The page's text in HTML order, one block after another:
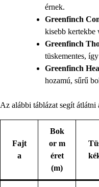
érnek.
Greenfinch
kisebb kertekbe
Greenfinch
tüskementes,
Greenfinch
hozamú, sűrű
Az alábbi táblázat segít
Fajt
a
Bok
or m
éret
(m)